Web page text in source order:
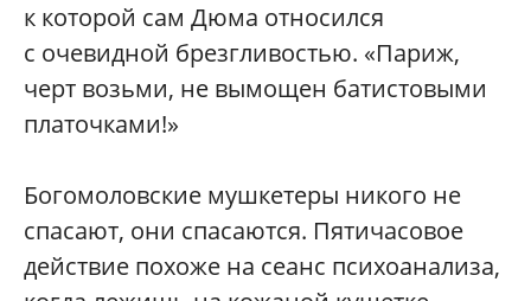
к которой сам Дюма относился
с очевидной брезгливостью. «Париж,
черт возьми, не вымощен батистовыми
платочками!»
Богомоловские мушкетеры никого не
спасают, они спасаются. Пятичасовое
действие похоже на сеанс психоанализа,